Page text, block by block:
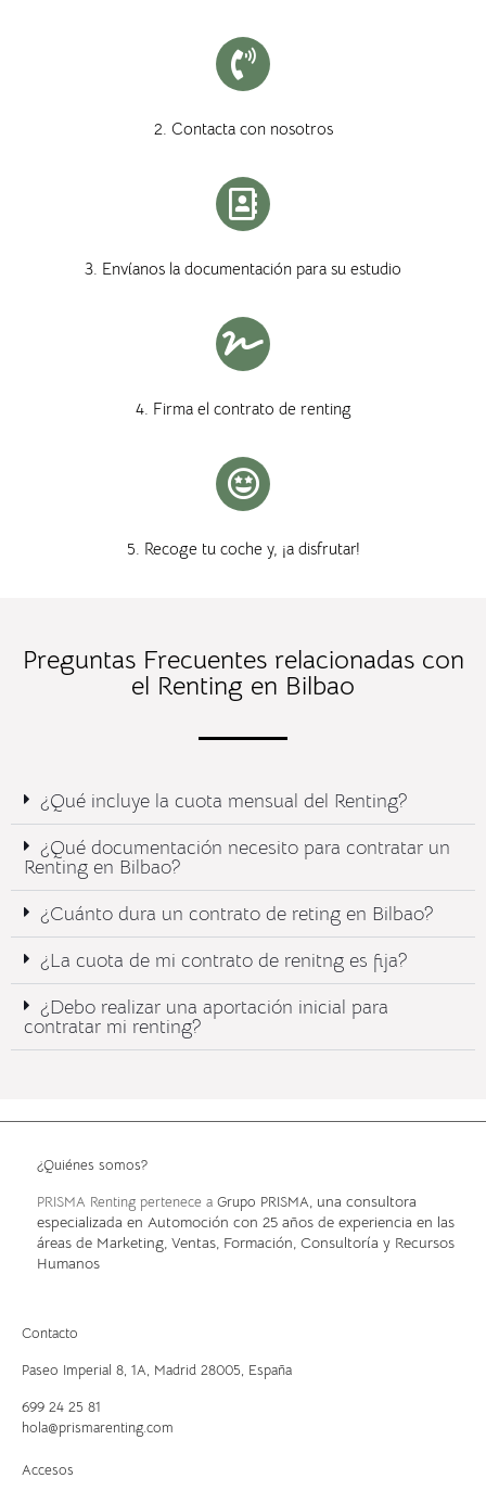
2. Contacta con nosotros
3. Envíanos la documentación para su estudio
4. Firma el contrato de renting
5. Recoge tu coche y, ¡a disfrutar!
Preguntas Frecuentes relacionadas con
el Renting en Bilbao
¿Qué incluye la cuota mensual del Renting?​
¿Qué documentación necesito para contratar un
Renting en Bilbao?
¿Cuánto dura un contrato de reting en Bilbao?
¿La cuota de mi contrato de renitng es fija?
¿Debo realizar una aportación inicial para
contratar mi renting?
¿Quiénes somos?
PRISMA Renting pertenece a Grupo PRISMA, una consultora
especializada en Automoción con 25 años de experiencia en las
áreas de Marketing, Ventas, Formación, Consultoría y Recursos
Humanos
Contacto
Paseo Imperial 8, 1A, Madrid 28005, España
699 24 25 81
hola@prismarenting.com
Accesos